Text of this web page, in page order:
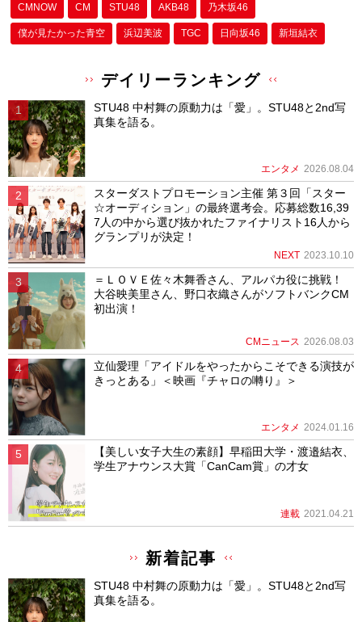
CMNOW CM STU48 AKB48 乃木坂46
僕が⾒たかった⻘空 浜辺美波 TGC 日向坂46 新垣結衣
デイリーランキング
STU48 中村舞の原動力は「愛」。STU48と2nd写
真集を語る。
エンタメ 2026.08.04
スターダストプロモーション主催 第３回「スター
☆オーディション」の最終選考会。応募総数16,39
7人の中から選び抜かれたファイナリスト16人から
グランプリが決定！
NEXT 2023.10.10
＝ＬＯＶＥ佐々木舞香さん、アルパカ役に挑戦！
大谷映美里さん、野口衣織さんがソフトバンクCM
初出演！
CMニュース 2026.08.03
立仙愛理「アイドルをやったからこそできる演技が
きっとある」＜映画『チャロの囀り』＞
エンタメ 2024.01.16
【美しい女子大生の素顔】早稲田大学・渡邉結衣、
学生アナウンス大賞「CanCam賞」の才女
連載 2021.04.21
新着記事
STU48 中村舞の原動力は「愛」。STU48と2nd写
真集を語る。